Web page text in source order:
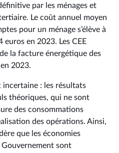
par les ménages et
Le coût annuel moyen
pour un ménage s’élève à
en 2023. Les CEE
la facture énergétique des
2023.
incertaine : les résultats
théoriques, qui ne sont
des consommations
des opérations. Ainsi,
que les économies
Gouvernement sont